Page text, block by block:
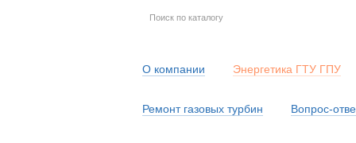
О компании Энергетика ГТУ ГПУ
Ремонт газовых турбин Вопрос-